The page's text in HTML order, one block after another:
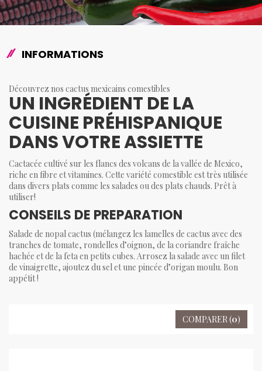
INFORMATIONS
Découvrez nos cactus mexicains comestibles
UN INGRÉDIENT DE LA
CUISINE PRÉHISPANIQUE
DANS VOTRE ASSIETTE
Cactacée cultivé sur les flancs des volcans de la vallée de Mexico,
riche en fibre et vitamines. Cette variété comestible est très utilisée
dans divers plats comme les salades ou des plats chauds. Prêt à
utiliser!
CONSEILS DE PREPARATION
Salade de nopal cactus (mélangez les lamelles de cactus avec des
tranches de tomate, rondelles d’oignon, de la coriandre fraîche
hachée et de la feta en petits cubes. Arrosez la salade avec un filet
de vinaigrette, ajoutez du sel et une pincée d’origan moulu. Bon
appétit !
COMPARER (0)